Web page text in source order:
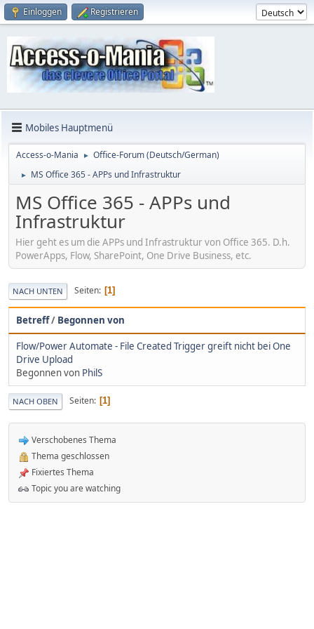
Einloggen Registrieren
Mobiles Hauptmenü
Access-o-Mania ► Office-Forum (Deutsch/German)
► MS Office 365 - APPs und Infrastruktur
MS Office 365 - APPs und
Infrastruktur
Hier geht es um die APPs und Infrastruktur von Office 365. D.h.
PowerApps, Flow, SharePoint, One Drive Business, etc.
NACH UNTEN Seiten 1
Betreff/ Begonnen von
Flow/Power Automate - File Created Trigger greift nicht bei One
Drive Upload
Begonnen von PhilS
NACH OBEN Seiten 1
Verschobenes Thema
Thema geschlossen
Fixiertes Thema
Topic you are watching